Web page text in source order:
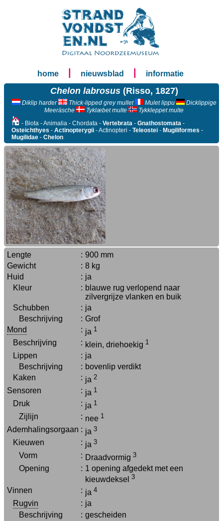
home nieuwsblad informatie
Chelon labrosus(Risso, 1827)
Diklip harder Thick-lipped grey mullet Mulet lippu
Dicklippige
Meeräsche
Tyklæbet multe
Tykkleppet multe
- Biota - Animalia - Chordata - Vertebrata - Gnathostomata -
Osteichthyes - Actinopterygii - Actinopteri - Teleostei - Mugiliformes -
Mugilidae - Chelon
Lengte : 900 mm
Gewicht
: 8 kg
Huid
: ja
Kleur
: blauwe rug verlopend naar
zilvergrijze vlanken en buik
Schubben
: ja
Beschrijving
: Grof
Mond
: ja 1
Beschrijving : klein, driehoekig 1
Lippen : ja
Beschrijving
: bovenlip verdikt
Kaken
: ja 2
Sensoren : ja 1
Druk : ja 1
Zijlijn : nee 1
Ademhalingsorgaan : ja 3
Kieuwen : ja 3
Vorm : Draadvormig 3
Opening : 1 opening afgedekt met een
kieuwdeksel 3
Vinnen : ja 4
Rugvin : ja
Beschrijving
: gescheiden